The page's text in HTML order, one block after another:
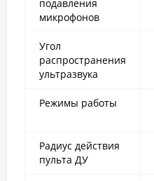
подавления
микрофонов
Угол
распространения
ультразвука
Режимы работы
Радиус действия
пульта ДУ